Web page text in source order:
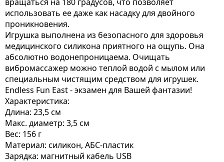
использовать ее даже как насадку для двойного
проникновения.
Игрушка выполнена из безопасного для здоровья
медицинского силикона приятного на ощупь. Она
абсолютно водонепроницаема. Очищать
вибромассажер можно теплой водой с мылом или
специальным чистящим средством для игрушек.
Endless Fun East - экзамен для Вашей фантазии!
Характеристика:
Длина: 23,5 см
Макс. диаметр: 3,5 см
Вес: 156 г
Материал: силикон, АБС-пластик
Зарядка: магнитный кабель USB